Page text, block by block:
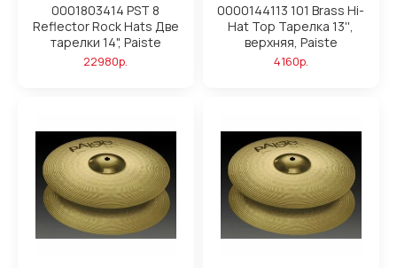
0001803414 PST 8
Reflector Rock Hats Две
тарелки 14", Paiste
22980р.
0000144113 101 Brass Hi-
Hat Top Тарелка 13'',
верхняя, Paiste
4160р.